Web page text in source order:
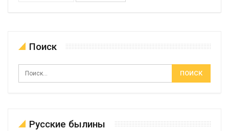
Поиск
Русские былины